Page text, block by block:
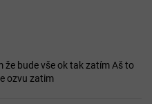
z 5 hvězdiček.
že bude vše ok tak zatím Aš to
ozvu zatim